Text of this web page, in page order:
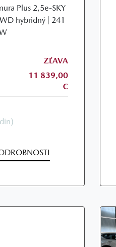
Plus 2,5e-SKY
hybridný | 241
ZĽAVA
11 839,00
€